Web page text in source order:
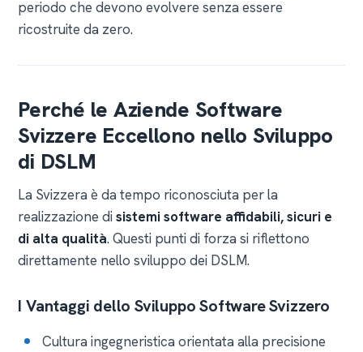
periodo che devono evolvere senza essere
ricostruite da zero.
Perché le Aziende Software
Svizzere Eccellono nello Sviluppo
di DSLM
La Svizzera è da tempo riconosciuta per la
realizzazione disistemi software affidabili, sicuri e
di alta qualità. Questi punti di forza si riflettono
direttamente nello sviluppo dei DSLM.
I Vantaggi dello Sviluppo Software Svizzero
Cultura ingegneristica orientata alla precisione